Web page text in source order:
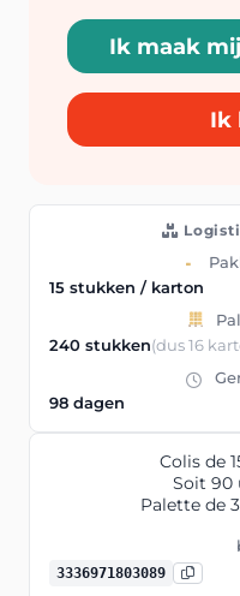
Ik maak
Ik
15 stukken / karton
240 stukken(dus 16
98 dagen
Colis de
Soit 90
Palette de
3336971803089